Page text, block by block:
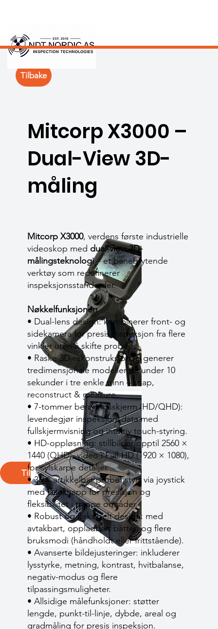
Tilbake
Mitcorp X3000 –
Dual-View 3D-
måling
Mitcorp X3000, verdens første industrielle
videoskop med dual-view 3D-
målingsteknologi– et banebrytende
verktøy som redefinerer
inspeksjonsstandarder.
Nøkkelfunksjoner:
• Dual-lens design: kombinerer front- og
sidekamera for presis inspeksjon fra flere
vinkler uten å skifte probe.
• Raske 3D-rekonstruksjoner: generer
tredimensjonale modeller på under 10
sekunder i tre enkle trinn – snap,
reconstruct & measure.
• 7-tommer berøringsskjerm (HD/QHD):
levendegjør inspeksjonsdata med
fullskjermvisning og intuitiv touch-styring.
• HD-oppløsning: stillbilder opptil 2560 ×
1440 (QHD), video i Full HD (1920 × 1080),
for sylskarpe detaljer.
• 360° artikkelbar probe: styrt via joystick
med låseknapp for presisjon og
fleksibilitet i trange områder.
• Robust og fleksibelt design: med
avtakbart, oppladbart batteri og flere
bruksmodi (håndholdt eller frittstående).
• Avanserte bildejusteringer: inkluderer
lysstyrke, metning, kontrast, hvitbalanse,
negativ-modus og flere
tilpassingsmuligheter.
• Allsidige målefunksjoner: støtter
lengde, punkt-til-linje, dybde, areal og
gradmåling for presis inspeksjon.
Tilbake